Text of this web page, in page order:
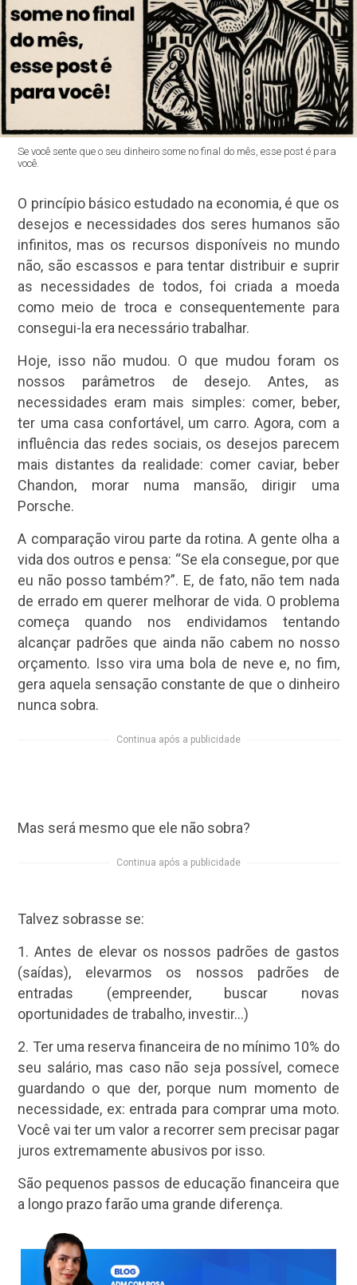
Se você sente que o seu dinheiro some no final do mês, esse post é para
você.
O princípio básico estudado na economia, é que os
desejos e necessidades dos seres humanos são
infinitos, mas os recursos disponíveis no mundo
não, são escassos e para tentar distribuir e suprir
as necessidades de todos, foi criada a moeda
como meio de troca e consequentemente para
consegui-la era necessário trabalhar.
Hoje, isso não mudou. O que mudou foram os
nossos parâmetros de desejo. Antes, as
necessidades eram mais simples: comer, beber,
ter uma casa confortável, um carro. Agora, com a
influência das redes sociais, os desejos parecem
mais distantes da realidade: comer caviar, beber
Chandon, morar numa mansão, dirigir uma
Porsche.
A comparação virou parte da rotina. A gente olha a
vida dos outros e pensa: “Se ela consegue, por que
eu não posso também?”. E, de fato, não tem nada
de errado em querer melhorar de vida. O problema
começa quando nos endividamos tentando
alcançar padrões que ainda não cabem no nosso
orçamento. Isso vira uma bola de neve e, no fim,
gera aquela sensação constante de que o dinheiro
nunca sobra.
Continua após a publicidade
Mas será mesmo que ele não sobra?
Continua após a publicidade
Talvez sobrasse se:
1. Antes de elevar os nossos padrões de gastos
(saídas), elevarmos os nossos padrões de
entradas (empreender, buscar novas
oportunidades de trabalho, investir…)
2. Ter uma reserva financeira de no mínimo 10% do
seu salário, mas caso não seja possível, comece
guardando o que der, porque num momento de
necessidade, ex: entrada para comprar uma moto.
Você vai ter um valor a recorrer sem precisar pagar
juros extremamente abusivos por isso.
São pequenos passos de educação financeira que
a longo prazo farão uma grande diferença.